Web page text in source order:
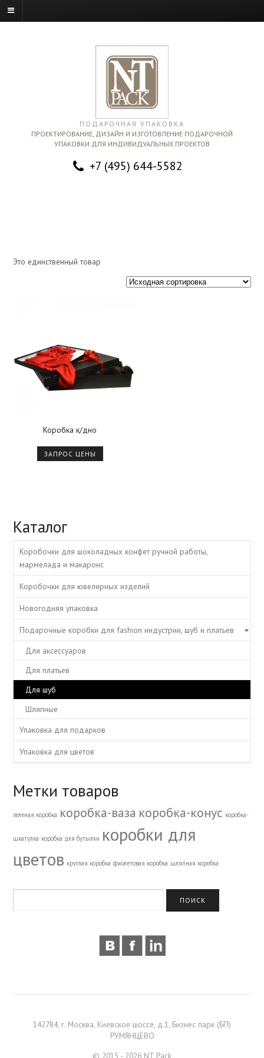
ПОДАРОЧНАЯ УПАКОВКА
ПРОЕКТИРОВАНИЕ, ДИЗАЙН И ИЗГОТОВЛЕНИЕ ПОДАРОЧНОЙ
УПАКОВКИ ДЛЯ ИНДИВИДУАЛЬНЫХ ПРОЕКТОВ
+7 (495) 644-5582
Это единственный товар
Коробка к/дно
ЗАПРОС ЦЕНЫ
Каталог
Коробочки для шоколадных конфет ручной работы,
мармелада и макаронс
Коробочки для ювелирных изделий
Новогодняя упаковка
Подарочные коробки для fashion индустрии, шуб и платьев
Для аксессуаров
Для платьев
Для шуб
Шляпные
Упаковка для подарков
Упаковка для цветов
Метки товаров
зеленая коробка коробка-ваза коробка-конус коробка-
шкатулка коробка для бутылки коробки для
цветов круглая коробка фиолетовая коробка шляпная коробка
142784, г. Москва, Киевское шоссе, д.1, Бизнес парк (БП)
РУМЯНЦЕВО
© 2015 - 2026 NT Pack